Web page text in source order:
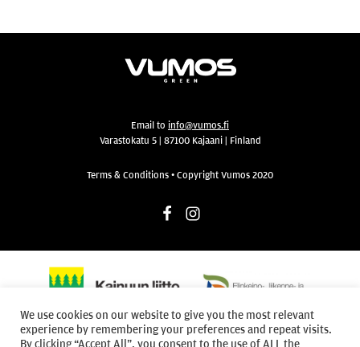
Email to info@vumos.fi
Varastokatu 5 | 87100 Kajaani | Finland
Terms & Conditions • Copyright Vumos 2020
Facebook
We use cookies on our website to give you the most relevant
experience by remembering your preferences and repeat visits.
By clicking “Accept All”, you consent to the use of ALL the